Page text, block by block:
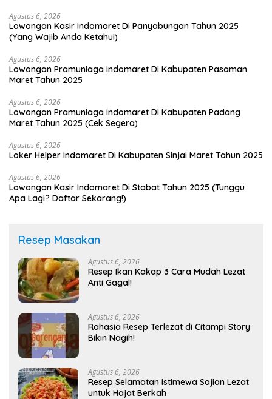
Agustus 6, 2026
Lowongan Kasir Indomaret Di Panyabungan Tahun 2025
(Yang Wajib Anda Ketahui)
Agustus 6, 2026
Lowongan Pramuniaga Indomaret Di Kabupaten Pasaman
Maret Tahun 2025
Agustus 6, 2026
Lowongan Pramuniaga Indomaret Di Kabupaten Padang
Maret Tahun 2025 (Cek Segera)
Agustus 6, 2026
Loker Helper Indomaret Di Kabupaten Sinjai Maret Tahun 2025
Agustus 6, 2026
Lowongan Kasir Indomaret Di Stabat Tahun 2025 (Tunggu
Apa Lagi? Daftar Sekarang!)
Resep Masakan
Agustus 6, 2026
Resep Ikan Kakap 3 Cara Mudah Lezat
Anti Gagal!
Agustus 6, 2026
Rahasia Resep Terlezat di Citampi Story
Bikin Nagih!
Agustus 6, 2026
Resep Selamatan Istimewa Sajian Lezat
untuk Hajat Berkah